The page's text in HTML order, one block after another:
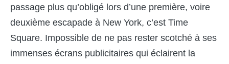
passage plus qu’obligé lors d’une première, voire
deuxième escapade à New York, c’est Time
Square. Impossible de ne pas rester scotché à ses
immenses écrans publicitaires qui éclairent la